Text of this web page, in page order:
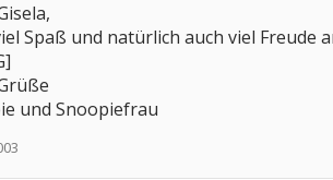
Spaß und natürlich auch viel Freude
und Snoopiefrau